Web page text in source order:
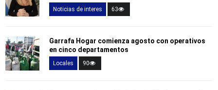
Noticias de interes 63
Garrafa Hogar comienza agosto con operativos
en cinco departamentos
Locales 90